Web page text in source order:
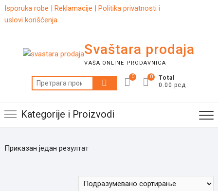
Skip
to
Isporuka robe | Reklamacije | Politika privatnosti i
uslovi korišćenja
Svaštara prodaja
VAŠA ONLINE PRODAVNICA
Претрага
за:
0
Total
0.00 рсд
0
Kategorije i Proizvodi
Приказан један резултат